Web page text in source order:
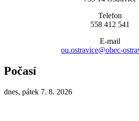
Telefon
558 412 541
E-mail
ou.ostravice@obec-
Počasí
dnes, pátek 7. 8. 2026